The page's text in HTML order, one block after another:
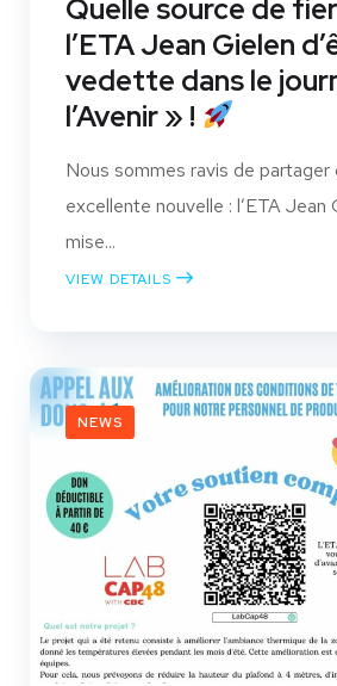
Quelle source de
l’ETA Jean Gielen
vedette dans le
l’Avenir » !
Nous sommes ravis de
excellente nouvelle : l’ETA Jean
mise...
VIEW DETAILS
NEWS